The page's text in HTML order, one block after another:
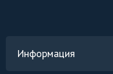
Информация